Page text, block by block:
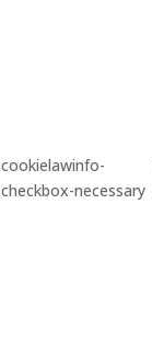
cookielawinfo-
checkbox-necessary